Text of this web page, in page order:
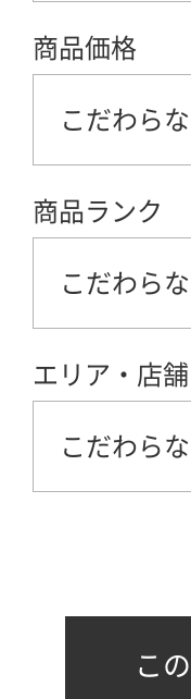
商品価格
こだわら
商品ランク
こだわら
エリア・店舗
こだわら
こ